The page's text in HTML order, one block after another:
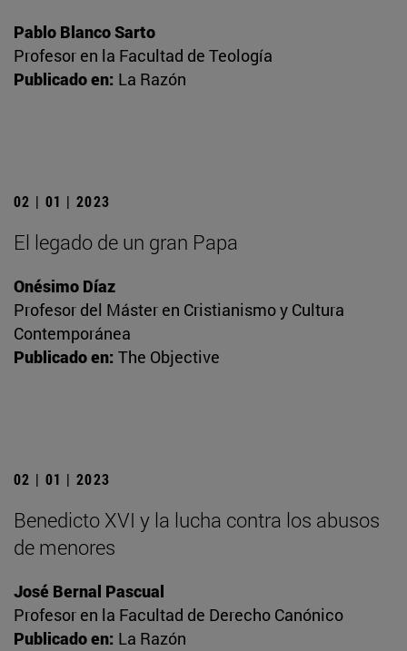
Pablo Blanco Sarto
Profesor en la Facultad de Teología
Publicado en: La Razón
02 | 01 | 2023
El legado de un gran Papa
Onésimo Díaz
Profesor del Máster en Cristianismo y Cultura
Contemporánea
Publicado en: The Objective
02 | 01 | 2023
Benedicto XVI y la lucha contra los abusos
de menores
José Bernal Pascual
Profesor en la Facultad de Derecho Canónico
Publicado en: La Razón